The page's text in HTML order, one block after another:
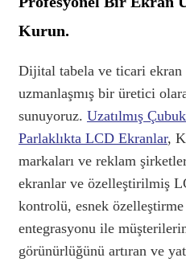
Kurun.
Dijital tabela ve ticari ekran
uzmanlaşmış bir üretici
sunuyoruz. Uzatılmış
Parlaklıkta LCD Ekranlar,
markaları ve reklam
ekranlar ve özelleştirilmiş
kontrolü, esnek
entegrasyonu ile
görünürlüğünü artıran ve